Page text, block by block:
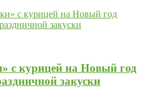
с курицей на Новый год
закуски